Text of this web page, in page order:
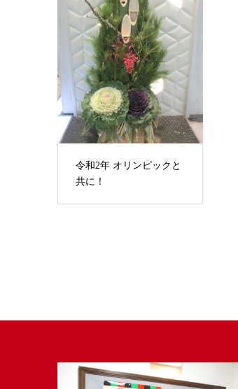
令和2年 オリンピックと
共に！